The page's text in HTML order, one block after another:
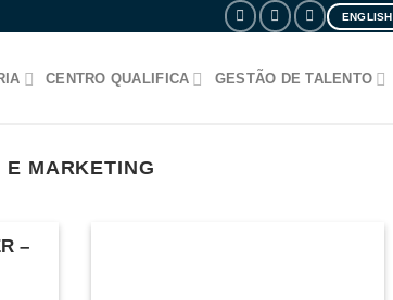
ENGLISH
CENTRO QUALIFICA GESTÃO DE TALENTO
E MARKETING
–